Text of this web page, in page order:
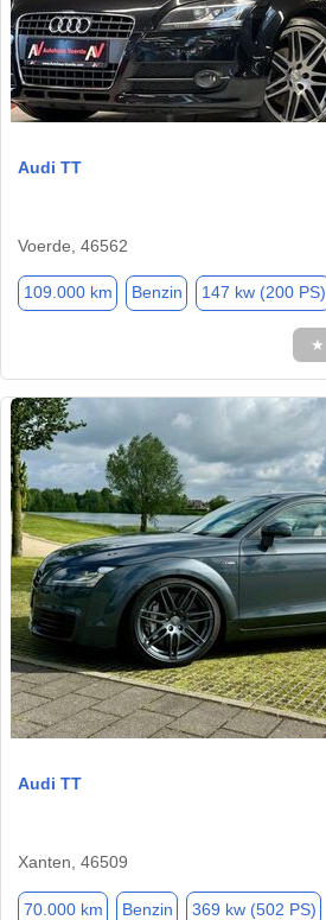
Audi TT
Voerde, 46562
109.000 km Benzin 147 kw (200 PS)
★
Audi TT
Xanten, 46509
70.000 km Benzin 369 kw (502 PS)